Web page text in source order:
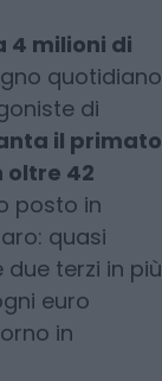
4 milioni di
quotidiano
di
il primato
oltre 42
posto in
quasi
due terzi in più
euro
in